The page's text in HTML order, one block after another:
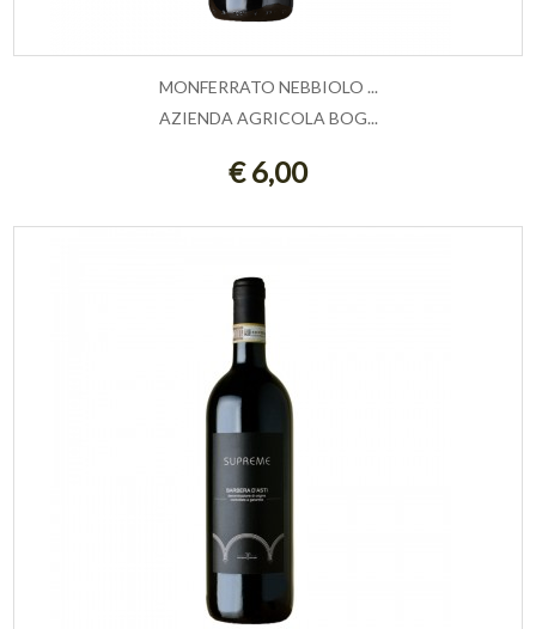
AGGIUNGI AL CARRELLO
MONFERRATO NEBBIOLO ...
AZIENDA AGRICOLA BOG...
€ 6,00